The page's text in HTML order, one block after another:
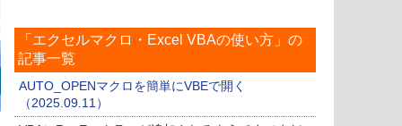
「エクセルマクロ・Excel VBAの使い方」の
記事一覧
AUTO_OPENマクロを簡単にVBEで開く
（2025.09.11）